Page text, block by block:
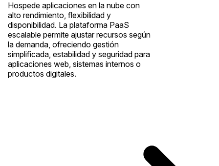
Hospede aplicaciones en la nube con
alto rendimiento, flexibilidad y
disponibilidad. La plataforma PaaS
escalable permite ajustar recursos según
la demanda, ofreciendo gestión
simplificada, estabilidad y seguridad para
aplicaciones web, sistemas internos o
productos digitales.